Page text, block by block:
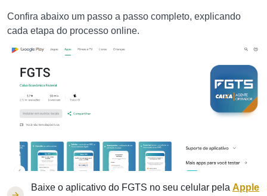
Confira abaixo um passo a passo completo, explicando
cada etapa do processo online.
Baixe o aplicativo do FGTS no seu celular pela Apple